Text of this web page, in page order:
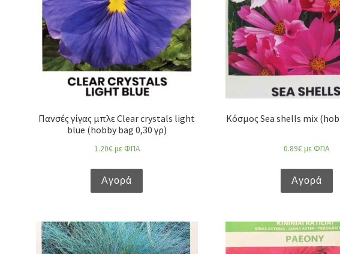
Πανσές γίγας μπλε Clear crystals light
blue (hobby bag 0,30 γρ)
1.20€με ΦΠΑ
Αγορά
Κόσμος Sea shells mix
0.89€με ΦΠΑ
Αγορά